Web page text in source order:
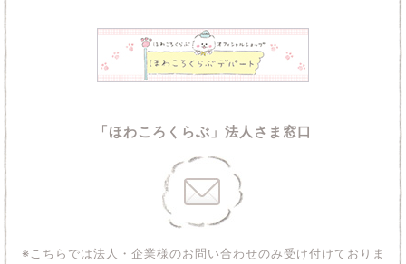
「ほわころくらぶ」法人さま窓口
※こちらでは法人・企業様のお問い合わせのみ受け付けておりま